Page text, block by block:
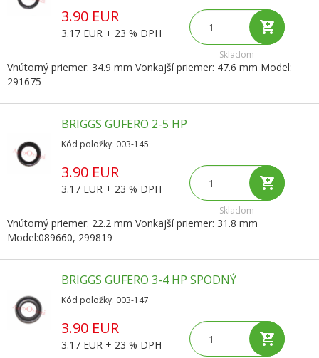
3.90 EUR
3.17 EUR + 23 % DPH
Skladom
Vnútorný priemer: 34.9 mm Vonkajší priemer: 47.6 mm Model:
291675
BRIGGS GUFERO 2-5 HP
Kód položky: 003-145
3.90 EUR
3.17 EUR + 23 % DPH
Skladom
Vnútorný priemer: 22.2 mm Vonkajší priemer: 31.8 mm
Model:089660, 299819
BRIGGS GUFERO 3-4 HP SPODNÝ
Kód položky: 003-147
3.90 EUR
3.17 EUR + 23 % DPH